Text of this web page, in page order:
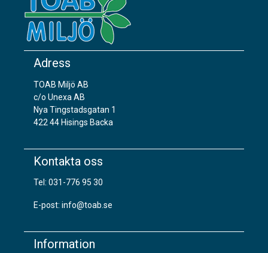
Adress
TOAB Miljö AB
c/o Unexa AB
Nya Tingstadsgatan 1
422 44 Hisings Backa
Kontakta oss
Tel: 031-776 95 30
E-post: info@toab.se
Information